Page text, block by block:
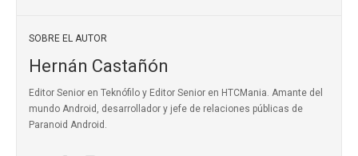
SOBRE EL AUTOR
Hernán Castañón
Editor Senior en Teknófilo y Editor Senior en HTCMania. Amante del
mundo Android, desarrollador y jefe de relaciones públicas de
Paranoid Android.